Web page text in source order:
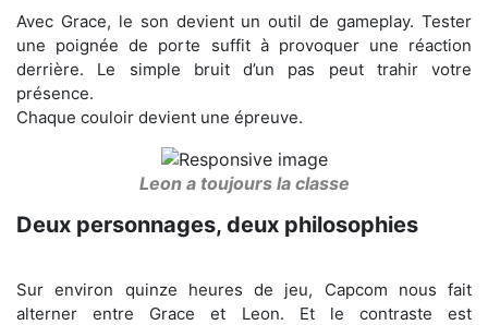
Avec Grace, le son devient un outil de gameplay. Tester
une poignée de porte suffit à provoquer une réaction
derrière. Le simple bruit d’un pas peut trahir votre
présence.
Chaque couloir devient une épreuve.
Leon a toujours la classe
Deux personnages, deux philosophies
Sur environ quinze heures de jeu, Capcom nous fait
alterner entre Grace et Leon. Et le contraste est